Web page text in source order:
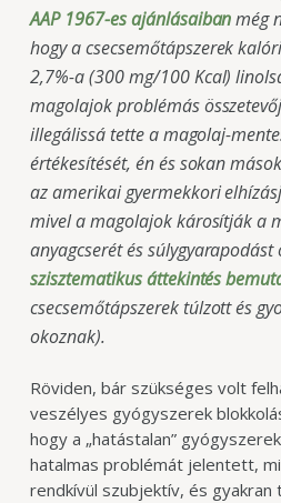
AAP 1967-es ajánlásaibanmég
hogy a csecsemőtápszerek
2,7%-a (300 mg/100 Kcal)
magolajok problémás
illegálissá tette a magolaj-
értékesítését, én és sokan
az amerikai gyermekkori
mivel a magolajok károsítják a
anyagcserét és
szisztematikus áttekintés
csecsemőtápszerek túlzott és
okoznak).
Röviden, bár szükséges volt
veszélyes gyógyszerek
hogy a „hatástalan”
hatalmas problémát jelentett,
rendkívül szubjektív, és